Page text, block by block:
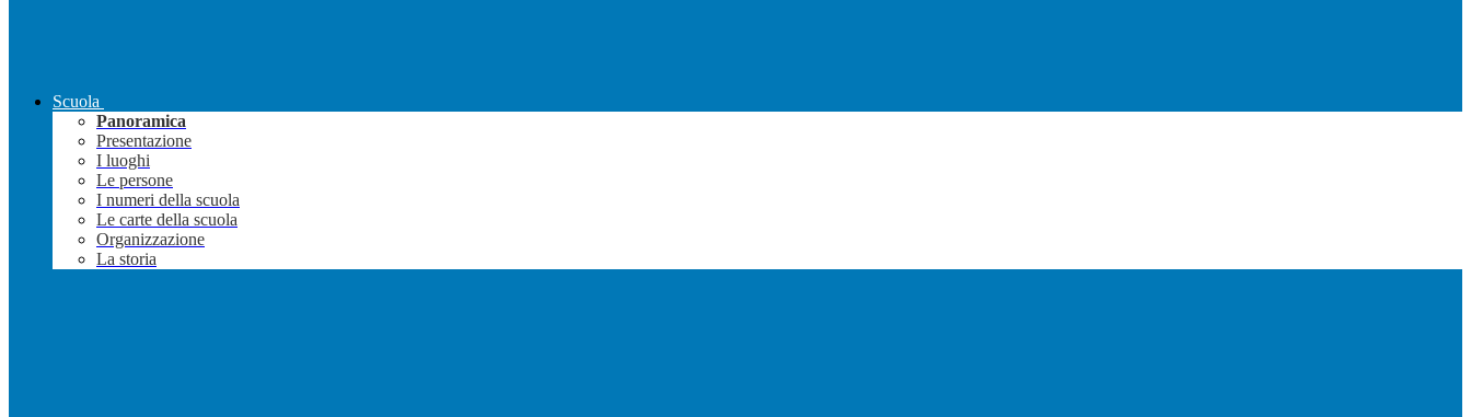
Scuola
Panoramica
Presentazione
I luoghi
Le persone
I numeri della scuola
Le carte della scuola
Organizzazione
La storia